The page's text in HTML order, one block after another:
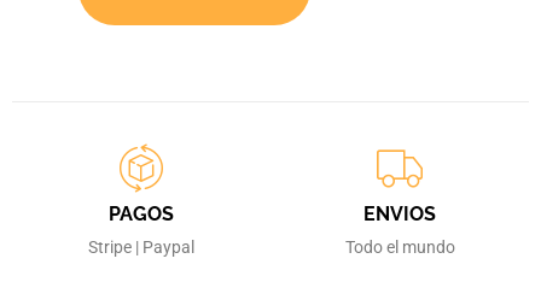
PAGOS
Stripe | Paypal
ENVIOS
Todo el mundo